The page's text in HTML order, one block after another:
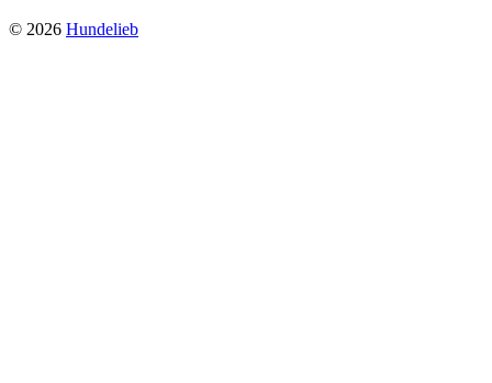
© 2026 Hundelieb